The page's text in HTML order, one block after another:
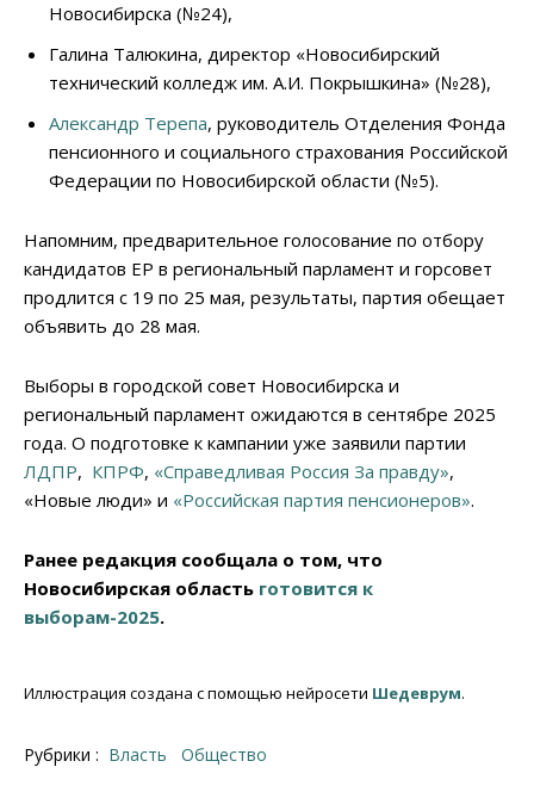
Новосибирска (№24),
Галина Талюкина, директор «Новосибирский
технический колледж им. А.И. Покрышкина» (№28),
Александр Терепа, руководитель Отделения Фонда
пенсионного и социального страхования Российской
Федерации по Новосибирской области (№5).
Напомним, предварительное голосование по отбору
кандидатов ЕР в региональный парламент и горсовет
продлится с 19 по 25 мая, результаты, партия обещает
объявить до 28 мая.
Выборы в городской совет Новосибирска и
региональный парламент ожидаются в сентябре 2025
года. О подготовке к кампании уже заявили партии
ЛДПР, КПРФ, «Справедливая Россия За правду»,
«Новые люди» и «Российская партия пенсионеров».
Ранее редакция сообщала о том, что
Новосибирская область готовится к
выборам-2025.
Иллюстрация создана с помощью нейросети Шедеврум.
Рубрики : Власть Общество